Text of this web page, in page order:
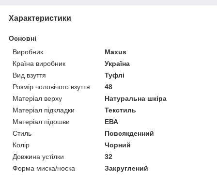
Характеристики
Основні
Виробник
Maxus
Країна виробник
Україна
Вид взуття
Туфлі
Розмір чоловічого взуття
48
Матеріал верху
Натуральна шкіра
Матеріал підкладки
Текстиль
Матеріал підошви
ЕВА
Стиль
Повсякденний
Колір
Чорний
Довжина устілки
32
Форма миска/носка
Закруглений